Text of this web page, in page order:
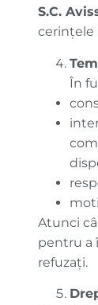
S.C.
cerințele
În
Atunci
pentru a
refuzați.